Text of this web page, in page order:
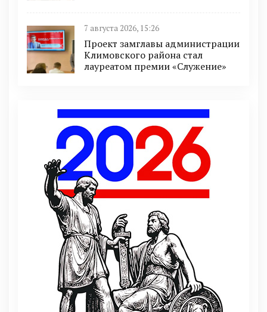
7 августа 2026, 15:26
Проект замглавы администрации
Климовского района стал
лауреатом премии «Служение»